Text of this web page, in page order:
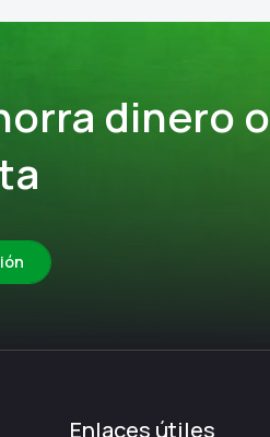
dinero o
Enlaces útiles